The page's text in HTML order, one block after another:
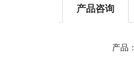
产品咨询
产品：